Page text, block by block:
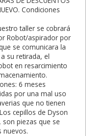
Condiciones
taller se cobrará
Robot/aspirador por
se comunicara la
su retirada, el
en resarcimiento
6 meses
por una mal uso
que no tienen
cepillos de Dyson
piezas que se
nuevos.